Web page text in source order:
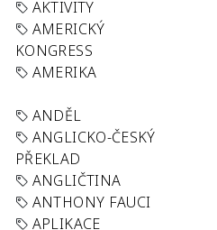
AKTIVITY
AMERICKÝ
KONGRESS
AMERIKA
ANDĚL
ANGLICKO-ČESKÝ
PŘEKLAD
ANGLIČTINA
ANTHONY FAUCI
APLIKACE